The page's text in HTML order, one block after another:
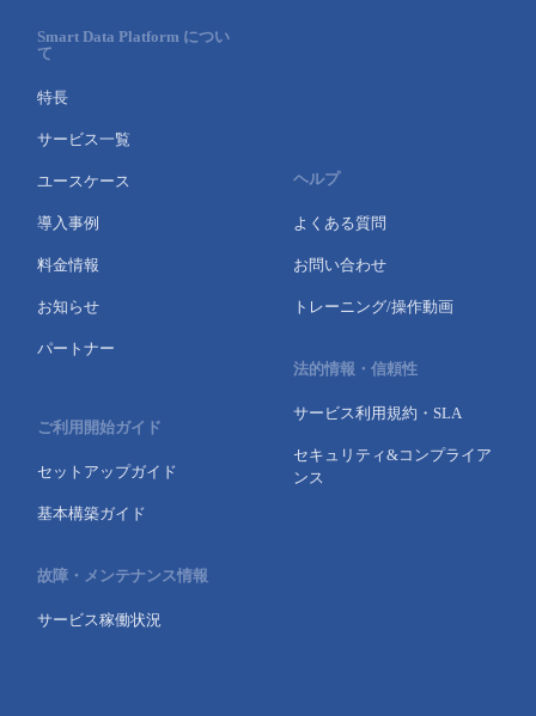
Smart Data Platform につい
て
特長
サービス一覧
ユースケース
導入事例
料金情報
お知らせ
パートナー
ご利用開始ガイド
セットアップガイド
基本構築ガイド
故障・メンテナンス情報
サービス稼働状況
ヘルプ
よくある質問
お問い合わせ
トレーニング/操作動画
法的情報・信頼性
サービス利用規約・SLA
セキュリティ&コンプライア
ンス